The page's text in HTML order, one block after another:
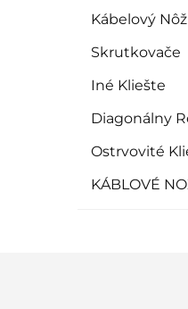
Kábelový Nôž
Skrutkovače
Iné Kliešte
Diagonálny
Ostrvovité
KÁBLOVÉ